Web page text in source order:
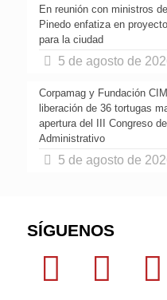
En reunión con ministros
Pinedo enfatiza en
para la ciudad
5 de agosto de
Corpamag y Fundación
liberación de 36 tortugas
apertura del III Congreso
Administrativo
5 de agosto de
SÍGUENOS